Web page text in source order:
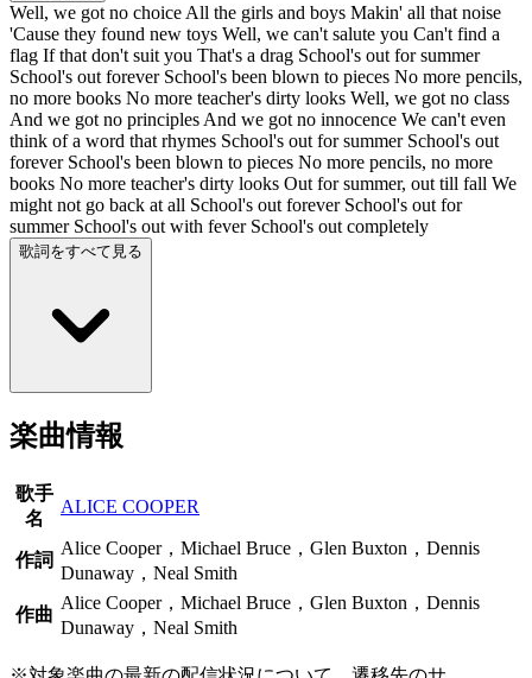
Well, we got no choice All the girls and boys Makin' all that noise
'Cause they found new toys Well, we can't salute you Can't find a
flag If that don't suit you That's a drag School's out for summer
School's out forever School's been blown to pieces No more pencils,
no more books No more teacher's dirty looks Well, we got no class
And we got no principles And we got no innocence We can't even
think of a word that rhymes School's out for summer School's out
forever School's been blown to pieces No more pencils, no more
books No more teacher's dirty looks Out for summer, out till fall We
might not go back at all School's out forever School's out for
summer School's out with fever School's out completely
歌詞をすべて見る
楽曲情報
歌手
名
ALICE COOPER
作詞
Alice Cooper，Michael Bruce，Glen Buxton，Dennis
Dunaway，Neal Smith
作曲
Alice Cooper，Michael Bruce，Glen Buxton，Dennis
Dunaway，Neal Smith